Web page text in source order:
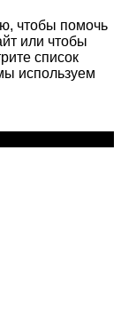
чтобы помочь
или чтобы
список
используем